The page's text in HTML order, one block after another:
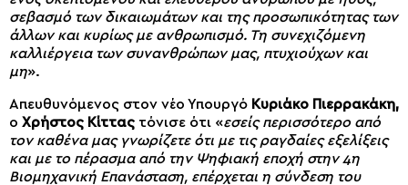
σεβασμό των δικαιωμάτων και της προσωπικότητας των
άλλων και κυρίως με ανθρωπισμό. Τη συνεχιζόμενη
καλλιέργεια των συνανθρώπων μας, πτυχιούχων και
μη».
Απευθυνόμενος στον νέο Υπουργό Κυριάκο Πιερρακάκη,
ο Χρήστος Κίττας τόνισε ότι «εσείς περισσότερο από
τον καθένα μας γνωρίζετε ότι με τις ραγδαίες εξελίξεις
και με το πέρασμα από την Ψηφιακή εποχή στην 4η
Βιομηχανική Επανάσταση, επέρχεται η σύνδεση του